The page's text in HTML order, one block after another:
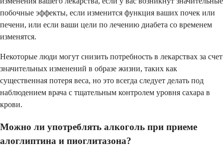
побочные эффекты, если изменится функция ваших почек или
печени, или если ваши цели по лечению диабета со временем
изменятся.
Некоторые люди могут снизить потребность в лекарствах за счет
значительных изменений в образе жизни, таких как
существенная потеря веса, но это всегда следует делать под
наблюдением врача с тщательным контролем уровня сахара в
крови.
Можно ли употреблять алкоголь при приеме
алоглиптина и пиоглитазона?